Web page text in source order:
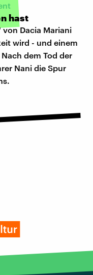
hast
Dacia Mariani
wird - und einem
dem Tod der
Nani die Spur